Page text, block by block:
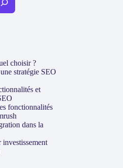
choisir ?
stratégie SEO
et
fonctionnalités
dans la
investissement